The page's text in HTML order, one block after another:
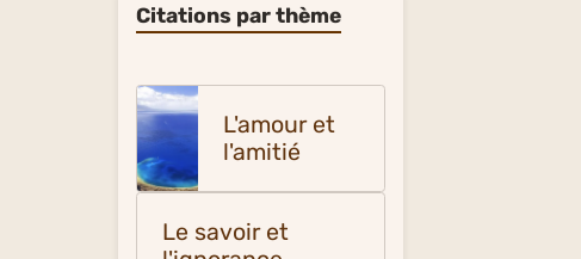
Citations par thème
L'amour et
l'amitié
Le savoir et